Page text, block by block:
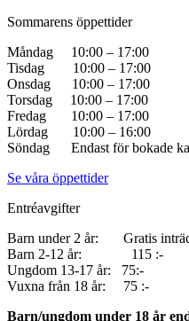
Sommarens öppettider
Måndag 10:00 – 17:00
Tisdag 10:00 – 17:00
Onsdag 10:00 – 17:00
Torsdag 10:00 – 17:00
Fredag 10:00 – 17:00
Lördag 10:00 – 16:00
Söndag Endast för bokade
Se våra öppettider
Entréavgifter
Barn under 2 år: Gratis
Barn 2-12 år: 115 :-
Ungdom 13-17 år: 75:-
Vuxna från 18 år: 75 :-
Barn/ungdom under 18 år